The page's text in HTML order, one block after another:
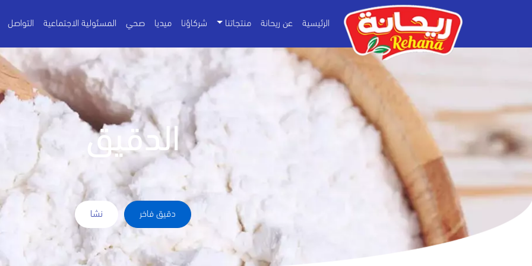
الرئيسية عن ريحانة منتجاتنا شركاؤنا ميديا صحي المسئولية الاجتماعية التواصل
الدقيق
دقيق فاخر نشا